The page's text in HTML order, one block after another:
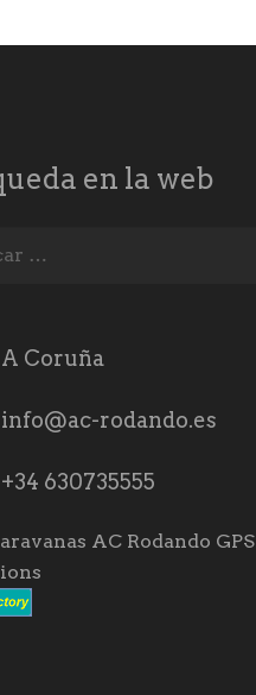
en la web
A Coruña
info@ac-rodando.es
+34 630735555
AC Rodando GPS